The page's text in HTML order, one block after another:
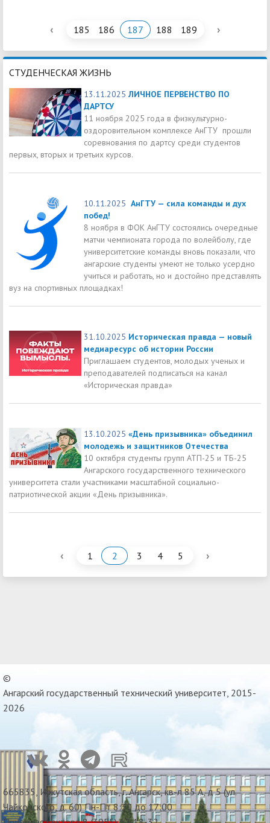
‹ 185 186 187 188 189 ›
СТУДЕНЧЕСКАЯ ЖИЗНЬ
13.11.2025 ЛИЧНОЕ ПЕРВЕНСТВО ПО
ДАРТСУ
11 ноября 2025 года в физкультурно-
оздоровительном комплексе АнГТУ прошли
соревнования по дартсу среди студентов
первых, вторых и третьих курсов.
10.11.2025 АнГТУ — сила команды и дух
побед!
8 ноября в ФОК АнГТУ состоялись очередные
матчи чемпионата города по волейболу, где
университетские команды вновь показали, что
ангарские студенты умеют не только усердно
учиться и работать, но и достойно представлять
вуз на спортивных площадках!
31.10.2025 Историческая правда — новый
медиаресурс об истории России
Приглашаем студентов, молодых ученых и
преподавателей подписаться на канал
«Историческая правда»
13.10.2025 «День призывника» объединил
молодежь и защитников Отечества
10 октября студенты групп АТП-25 и ТБ-25
Ангарского государственного технического
университета стали участниками масштабной социально-
патриотической акции «День призывника».
‹ 1 2 3 4 5 ›
©
Ангарский государственный технический университет, 2015-
2026
665835, Иркутская область, г. Ангарск, кв-л 85 А, д 5 (ул.
Чайковского, д. 60) Пн-Пт 8:30 до 17:00